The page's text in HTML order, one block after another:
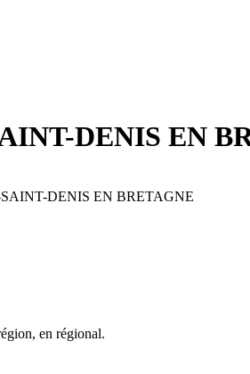
DENIS EN
DENIS EN BRETAGNE
en régional.